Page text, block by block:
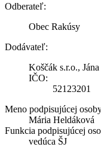
Odberateľ:
Obec Rakúsy
Dodávateľ:
Koščák s.r.o.,
IČO:
52123201
Meno podpisujúcej
Mária Heldáková
Funkcia podpisujúcej
vedúca ŠJ